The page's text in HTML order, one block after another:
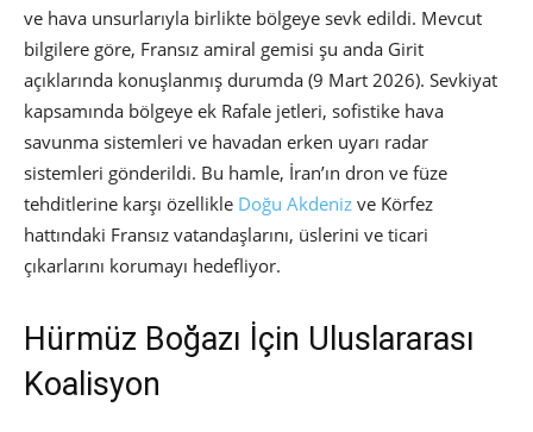
ve hava unsurlarıyla birlikte bölgeye sevk edildi. Mevcut
bilgilere göre, Fransız amiral gemisi şu anda Girit
açıklarında konuşlanmış durumda (9 Mart 2026). Sevkiyat
kapsamında bölgeye ek Rafale jetleri, sofistike hava
savunma sistemleri ve havadan erken uyarı radar
sistemleri gönderildi. Bu hamle, İran’ın dron ve füze
tehditlerine karşı özellikle Doğu Akdeniz ve Körfez
hattındaki Fransız vatandaşlarını, üslerini ve ticari
çıkarlarını korumayı hedefliyor.
Hürmüz Boğazı İçin Uluslararası
Koalisyon